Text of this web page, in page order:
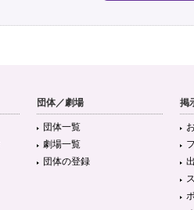
団体／劇場
団体一覧
劇場一覧
団体の登録
掲